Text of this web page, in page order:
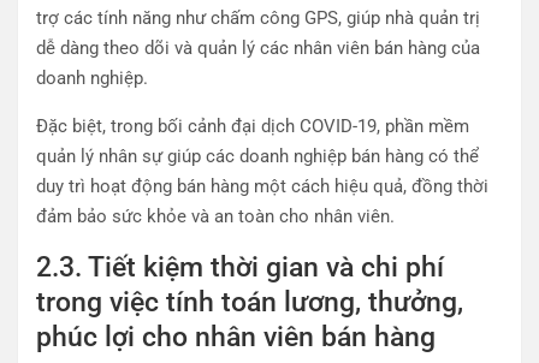
trợ các tính năng như chấm công GPS, giúp nhà quản trị
dễ dàng theo dõi và quản lý các nhân viên bán hàng của
doanh nghiệp.
Đặc biệt, trong bối cảnh đại dịch COVID-19, phần mềm
quản lý nhân sự giúp các doanh nghiệp bán hàng có thể
duy trì hoạt động bán hàng một cách hiệu quả, đồng thời
đảm bảo sức khỏe và an toàn cho nhân viên.
2.3. Tiết kiệm thời gian và chi phí
trong việc tính toán lương, thưởng,
phúc lợi cho nhân viên bán hàng